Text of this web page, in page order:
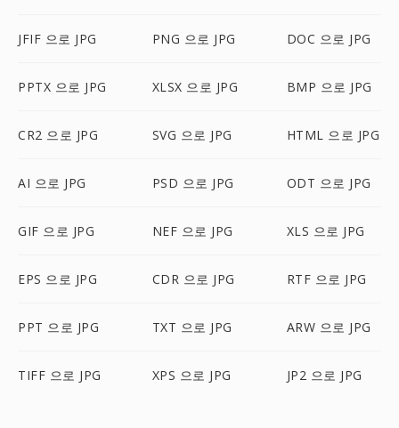
JFIF 으로 JPG PNG 으로 JPG DOC 으로 JPG
PPTX 으로 JPG XLSX 으로 JPG BMP 으로 JPG
CR2 으로 JPG SVG 으로 JPG HTML 으로 JPG
AI 으로 JPG PSD 으로 JPG ODT 으로 JPG
GIF 으로 JPG NEF 으로 JPG XLS 으로 JPG
EPS 으로 JPG CDR 으로 JPG RTF 으로 JPG
PPT 으로 JPG TXT 으로 JPG ARW 으로 JPG
TIFF 으로 JPG XPS 으로 JPG JP2 으로 JPG